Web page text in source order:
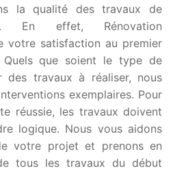
la qualité des travaux de
En effet, Rénovation
votre satisfaction au premier
que soient le type de
des travaux à réaliser, nous
exemplaires. Pour
réussie, les travaux doivent
logique. Nous vous aidons
votre projet et prenons en
tous les travaux du début